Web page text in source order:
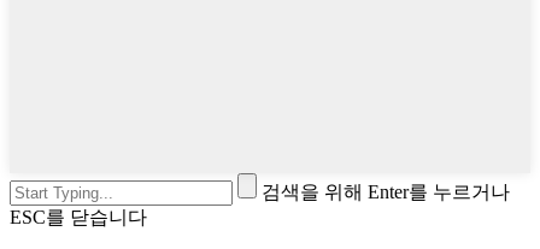
검색을 위해 Enter를 누르거나
ESC를 닫습니다